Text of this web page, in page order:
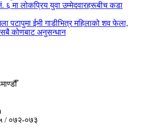
६ मा लोकप्रिय युवा उम्मेदवारहरूबीच कडा
पटापुमा ईभी गाडीभित्र महिलाको शव फेला,
सबै कोणबाट अनुसन्धान
/ ०७२-०७३